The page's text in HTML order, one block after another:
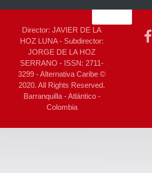
Director: JAVIER DE LA
HOZ LUNA - Subdirector:
JORGE DE LA HOZ
SERRANO - ISSN: 2711-
3299 - Alternativa Caribe ©
2020. All Rights Reserved.
Barranquilla - Atlántico -
Colombia